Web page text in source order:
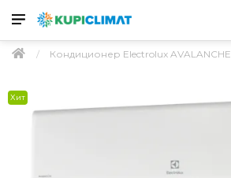
Кондиционер Electrolux AVALANCHE
Хит